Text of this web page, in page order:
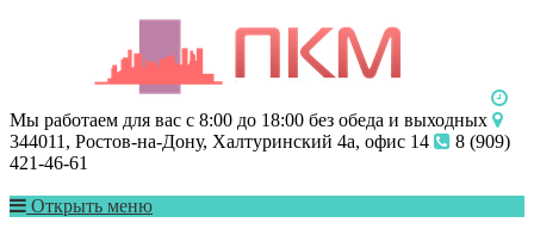
Мы работаем для вас с 8:00 до 18:00 без обеда и выходных
344011, Ростов-на-Дону, Халтуринский 4а, офис 14
8 (909)
421-46-61
Открыть меню